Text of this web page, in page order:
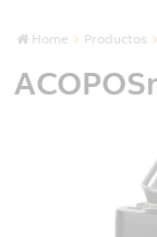
Home Productos